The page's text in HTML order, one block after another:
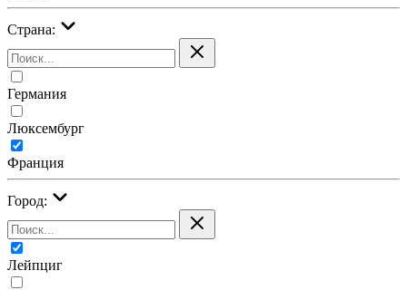
Страна:
Германия
Люксембург
Франция
Город:
Лейпциг